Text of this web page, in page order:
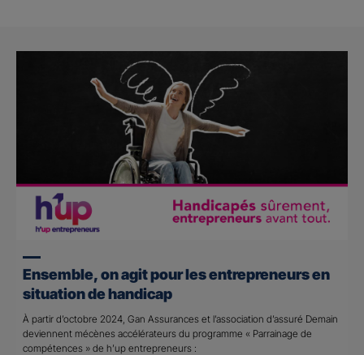
Ensemble, on agit pour les entrepreneurs en
situation de handicap
À partir d’octobre 2024, Gan Assurances et l’association d’assuré Demain
deviennent mécènes accélérateurs du programme « Parrainage de
compétences » de h’up entrepreneurs :